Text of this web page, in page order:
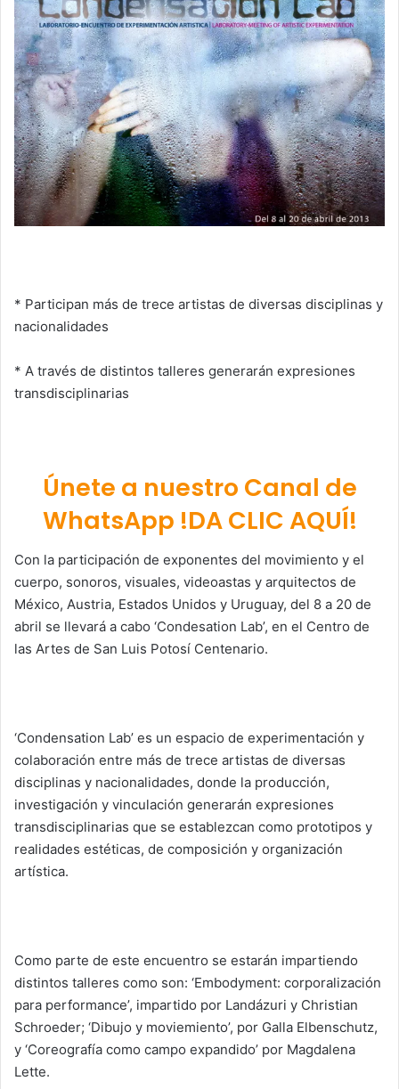
* Participan más de trece artistas de diversas disciplinas y
nacionalidades
* A través de distintos talleres generarán expresiones
transdisciplinarias
Únete a nuestro Canal de
WhatsApp !DA CLIC AQUÍ!
Con la participación de exponentes del movimiento y el
cuerpo, sonoros, visuales, videoastas y arquitectos de
México, Austria, Estados Unidos y Uruguay, del 8 a 20 de
abril se llevará a cabo ‘Condesation Lab’, en el Centro de
las Artes de San Luis Potosí Centenario.
‘Condensation Lab’ es un espacio de experimentación y
colaboración entre más de trece artistas de diversas
disciplinas y nacionalidades, donde la producción,
investigación y vinculación generarán expresiones
transdisciplinarias que se establezcan como prototipos y
realidades estéticas, de composición y organización
artística.
Como parte de este encuentro se estarán impartiendo
distintos talleres como son: ‘Embodyment: corporalización
para performance’, impartido por Landázuri y Christian
Schroeder; ‘Dibujo y moviemiento’, por Galla Elbenschutz,
y ‘Coreografía como campo expandido’ por Magdalena
Lette.